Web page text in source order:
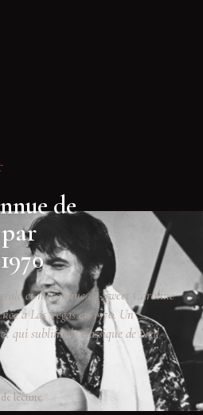
de
et méconnue de Sweet Caroline
à Las Vegas en 1970. Un
qui sublime le classique de Neil
lecture